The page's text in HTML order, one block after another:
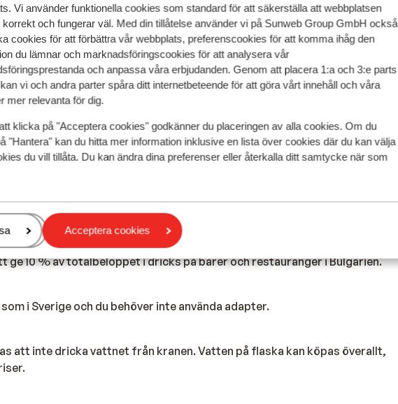
Vi använder funktionella cookies som standard för att säkerställa att webbplatsen
korrekt och fungerar väl. Med din tillåtelse använder vi på Sunweb Group GmbH också
cookies för att förbättra vår webbplats, preferenscookies för att komma ihåg den
du lämnar och marknadsföringscookies för att analysera vår
och anpassa våra erbjudanden. Genom att placera 1:a och 3:e parts
vi och andra parter spåra ditt internetbeteende för att göra vårt innehåll och våra
mer relevanta för dig.
klicka på "Acceptera cookies" godkänner du placeringen av alla cookies. Om du
"Hantera" kan du hitta mer information inklusive en lista över cookies där du kan välja
du vill tillåta. Du kan ändra dina preferenser eller återkalla ditt samtycke när som
Acceptera cookies
före Sverige.
är bulgariska. De flesta i turistbranchen talar engelska.
är Leva. Det rekommenderas inte att växla pengar på flygplatsen.
2026-01-01 blir valutan i Bulgarien euron.
ge 10 % av totalbeloppet i dricks på barer och restauranger i Bulgarien.
i Sverige och du behöver inte använda adapter.
att inte dricka vattnet från kranen. Vatten på flaska kan köpas överallt,